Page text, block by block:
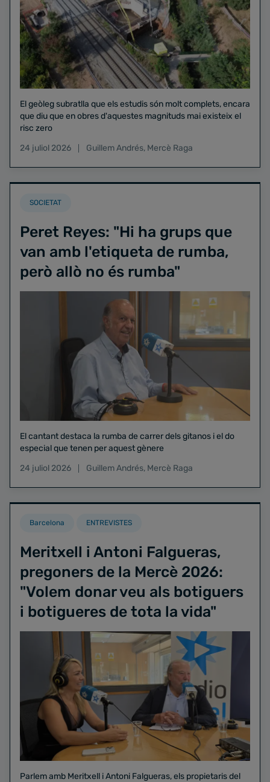
El geòleg subratlla que els estudis són molt complets, encara
que diu que en obres d'aquestes magnituds mai existeix el
risc zero
24 juliol 2026
Guillem Andrés, Mercè Raga
SOCIETAT
Peret Reyes: "Hi ha grups que
van amb l'etiqueta de rumba,
però allò no és rumba"
El cantant destaca la rumba de carrer dels gitanos i el do
especial que tenen per aquest gènere
24 juliol 2026
Guillem Andrés, Mercè Raga
Barcelona ENTREVISTES
Meritxell i Antoni Falgueras,
pregoners de la Mercè 2026:
"Volem donar veu als botiguers
i botigueres de tota la vida"
Parlem amb Meritxell i Antoni Falgueras, els propietaris del